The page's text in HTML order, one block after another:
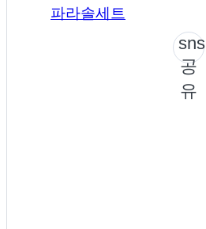
파라솔세트
sns
공
유